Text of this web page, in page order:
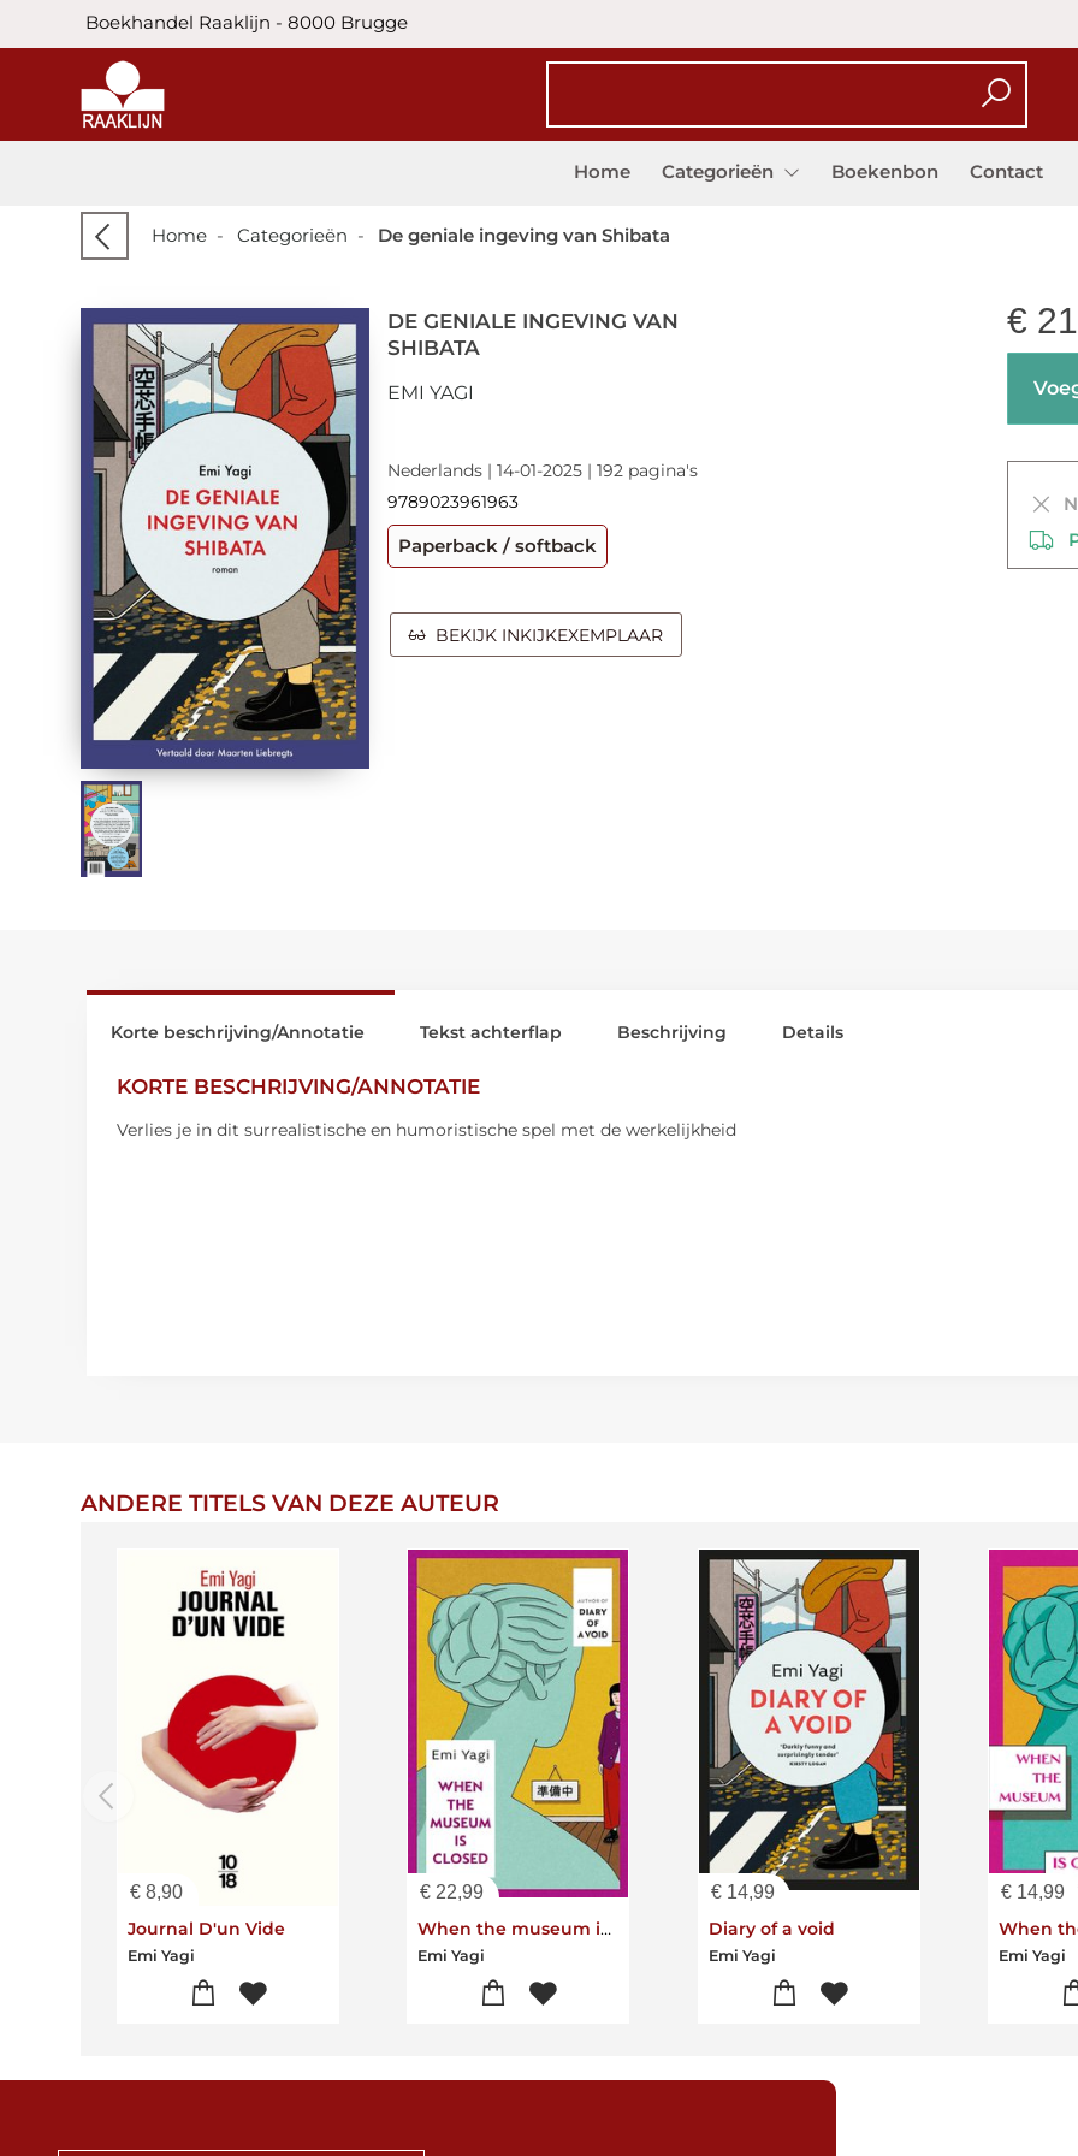
Boekhandel Raaklijn - 8000 Brugge
Home Categorieën Boekenbon Contact
Home - Categorieën - De geniale ingeving van Shibata
DE GENIALE INGEVING VAN
SHIBATA
EMI YAGI
Nederlands | 14-01-2025 | 192 pagina's
9789023961963
Paperback / softback
BEKIJK INKIJKEXEMPLAAR
€
Korte beschrijving/Annotatie
KORTE BESCHRIJVING/ANNOTATIE
Verlies je in dit surrealistische en humoristische spel met de werkelijkheid
Tekst achterflap Beschrijving Details
ANDERE TITELS VAN DEZE AUTEUR
€ 8,90
Journal D'un Vide
Emi Yagi
€ 22,99
When the museum is closed
Emi Yagi
€14,99
Diary of a void
Emi Yagi
€14,99
Emi Yagi